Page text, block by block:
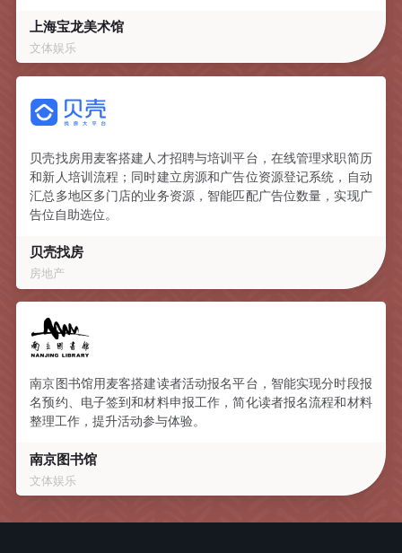
上海宝龙美术馆
文体娱乐
贝壳找房用麦客搭建人才招聘与培训平台，在线管理求职简历
和新人培训流程；同时建立房源和广告位资源登记系统，自动
汇总多地区多门店的业务资源，智能匹配广告位数量，实现广
告位自助选位。
贝壳找房
房地产
南京图书馆用麦客搭建读者活动报名平台，智能实现分时段报
名预约、电子签到和材料申报工作，简化读者报名流程和材料
整理工作，提升活动参与体验。
南京图书馆
文体娱乐